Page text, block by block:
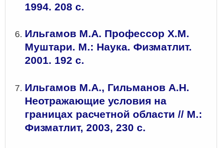
1994. 208 с.
Ильгамов М.А. Профессор Х.М.
Муштари. М.: Наука. Физматлит.
2001. 192 с.
Ильгамов М.А., Гильманов А.Н.
Неотражающие условия на
границах расчетной области // М.:
Физматлит, 2003, 230 с.